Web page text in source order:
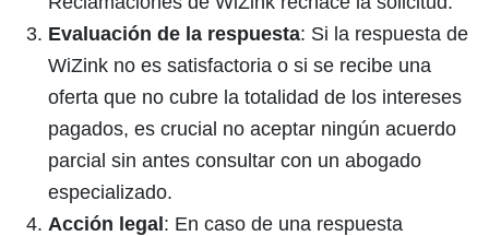
Evaluación de la respuesta: Si la respuesta de
WiZink no es satisfactoria o si se recibe una
oferta que no cubre la totalidad de los intereses
pagados, es crucial no aceptar ningún acuerdo
parcial sin antes consultar con un abogado
especializado.
Acción legal: En caso de una respuesta